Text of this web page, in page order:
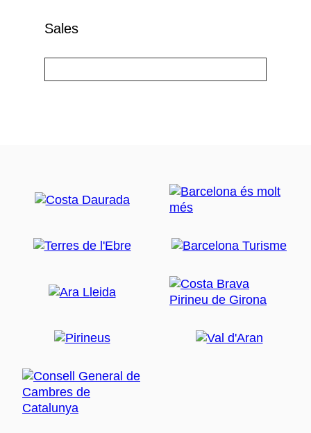
Sales